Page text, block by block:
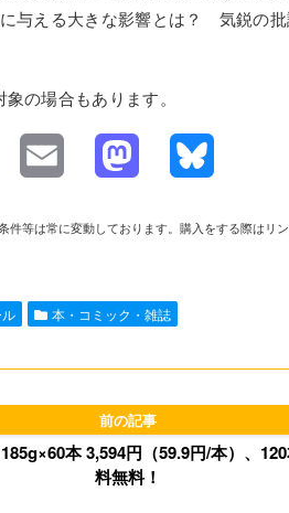
与える大きな影響とは？ 気鋭の
の場合もあります。
l o
d
o
n
k
等は常に変動しております。購入をする際はリ
本・コミック・雑誌
本 3,594円（59.9円/本）、
料無料！